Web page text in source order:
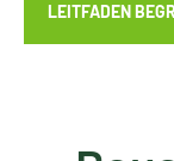
LEITFADEN